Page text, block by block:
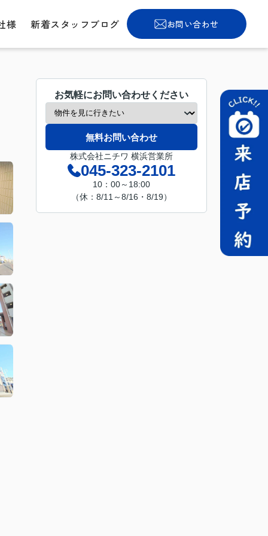
様 新着スタッフブログ お問い合わせ
お気軽にお問い合わせください
無料お問い合わせ
株式会社ニチワ 横浜営業所
045-323-2101
10：00～18:00
（休：8/11～8/16・8/19）